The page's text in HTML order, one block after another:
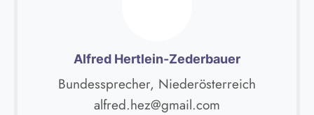
Alfred Hertlein-Zederbauer
Bundessprecher, Niederösterreich
alfred.hez@gmail.com